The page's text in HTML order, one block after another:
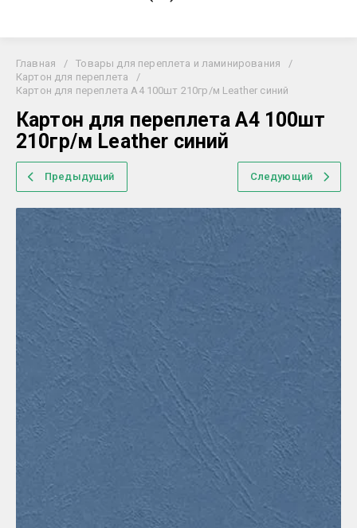
Главная / Товары для переплета и ламинирования
/
Картон для переплета
/
Картон для переплета А4 100шт 210гр/м Leather синий
Картон для переплета А4 100шт
210гр/м Leather синий
Предыдущий Следующий